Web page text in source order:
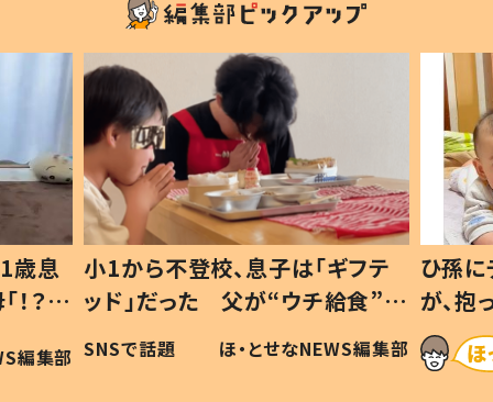
歳息
？」
編集部
小1から不登校、息子は「ギフテ
ッド」だった 父が“ウチ給食”を
作り続ける理由とは #令和の親
#令和の子
SNSで話題 ほ・とせなNEWS編集部
ひ孫
が、
「涙が
い」